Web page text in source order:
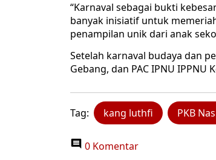
“Karnaval sebagai bukti
banyak inisiatif untuk
penampilan unik dari anak
Setelah karnaval budaya dan
Gebang, dan PAC IPNU IPPNU
Tag: kang luthfi PKB
0 Komentar